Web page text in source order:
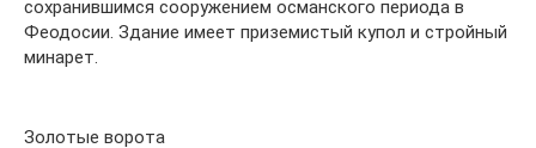
сохранившимся сооружением османского периода в
Феодосии. Здание имеет приземистый купол и стройный
минарет.
Золотые ворота